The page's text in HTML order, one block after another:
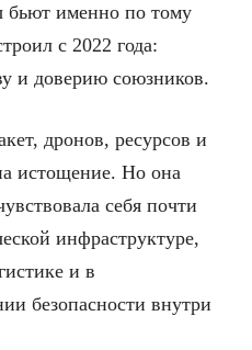
бьют именно по тому
с 2022 года:
и доверию союзников.
дронов, ресурсов и
истощение. Но она
себя почти
инфраструктуре,
и в
безопасности внутри